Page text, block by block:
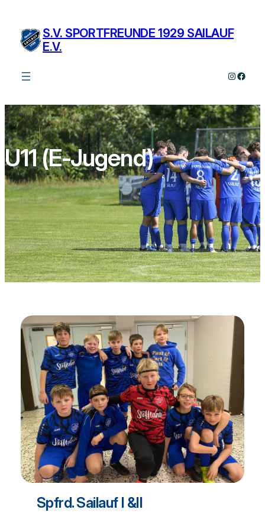
springen S.V. SPORTFREUNDE 1929 SAILAUF
E.V.
U11 (E-Jugend)
Spfrd. Sailauf I &II